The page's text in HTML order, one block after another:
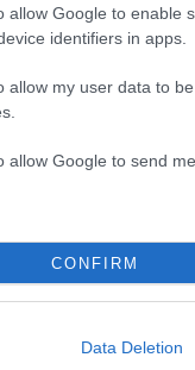
allow Google to enable
identifiers in apps.
allow my user data to
allow Google to send
CONFIRM
Data Deletion
’60 που έχει
στο gala